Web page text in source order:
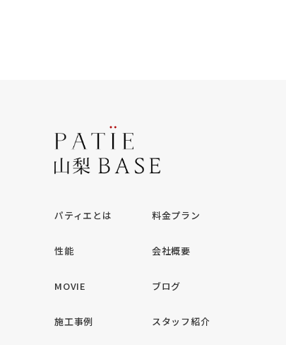
パティエとは
性能
MOVIE
施工事例
料金プラン
会社概要
ブログ
スタッフ紹介